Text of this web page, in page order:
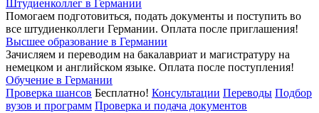
Штудиенколлег в Германии
Помогаем подготовиться, подать документы и поступить во
все штудиенколлеги Германии. Оплата после приглашения!
Высшее образование в Германии
Зачисляем и переводим на бакалавриат и магистратуру на
немецком и английском языке. Оплата после поступления!
Обучение в Германии
Проверка шансов Бесплатно! Консультации Переводы Подбор
вузов и программ Проверка и подача документов